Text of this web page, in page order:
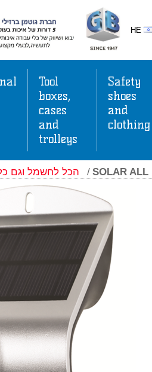
HE
Tool
boxes,
cases
and
trolleys
Safety
shoes
and
clothing
הכל לחשמל וגם / SOLAR ALL